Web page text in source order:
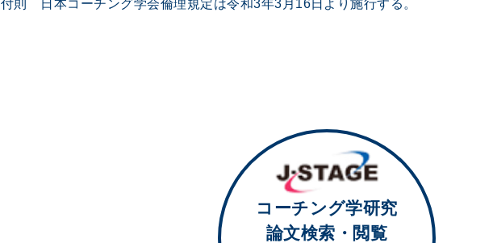
付則 日本コーチング学会倫理規定は令和3年3月16日より施行する。
コーチング学研究
論文検索・閲覧